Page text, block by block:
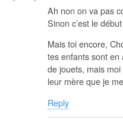
Ah non on va pas
Sinon c’est le
Mais toi encore,
tes enfants sont en
de jouets, mais
leur mère que je
Reply